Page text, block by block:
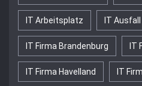
IT Arbeitsplatz IT
IT Firma Brandenburg IT
IT Firma Havelland IT